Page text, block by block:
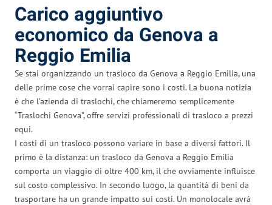
Carico aggiuntivo
economico da Genova a
Reggio Emilia
Se stai organizzando un trasloco da Genova a Reggio Emilia, una
delle prime cose che vorrai capire sono i costi. La buona notizia
è che l’azienda di traslochi, che chiameremo semplicemente
“Traslochi Genova”, offre servizi professionali di trasloco a prezzi
equi.
I costi di un trasloco possono variare in base a diversi fattori. Il
primo è la distanza: un trasloco da Genova a Reggio Emilia
comporta un viaggio di oltre 400 km, il che ovviamente influisce
sul costo complessivo. In secondo luogo, la quantità di beni da
trasportare ha un grande impatto sui costi. Un monolocale avrà